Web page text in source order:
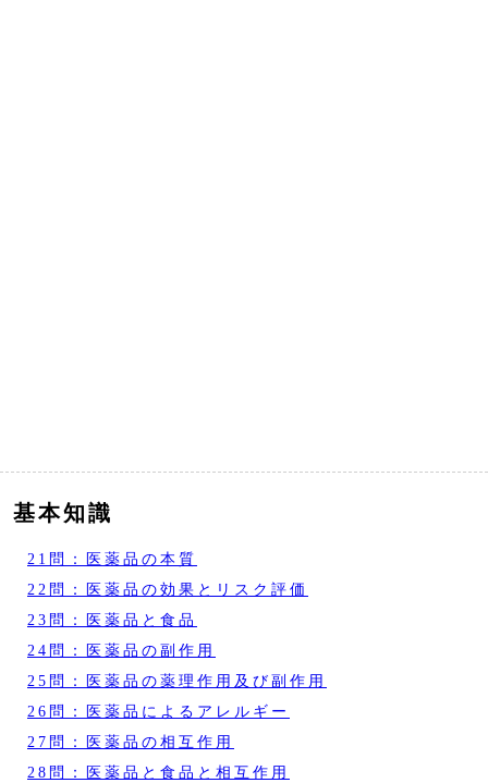
基本知識
21問：医薬品の本質
22問：医薬品の効果とリスク評価
23問：医薬品と食品
24問：医薬品の副作用
25問：医薬品の薬理作用及び副作用
26問：医薬品によるアレルギー
27問：医薬品の相互作用
28問：医薬品と食品と相互作用